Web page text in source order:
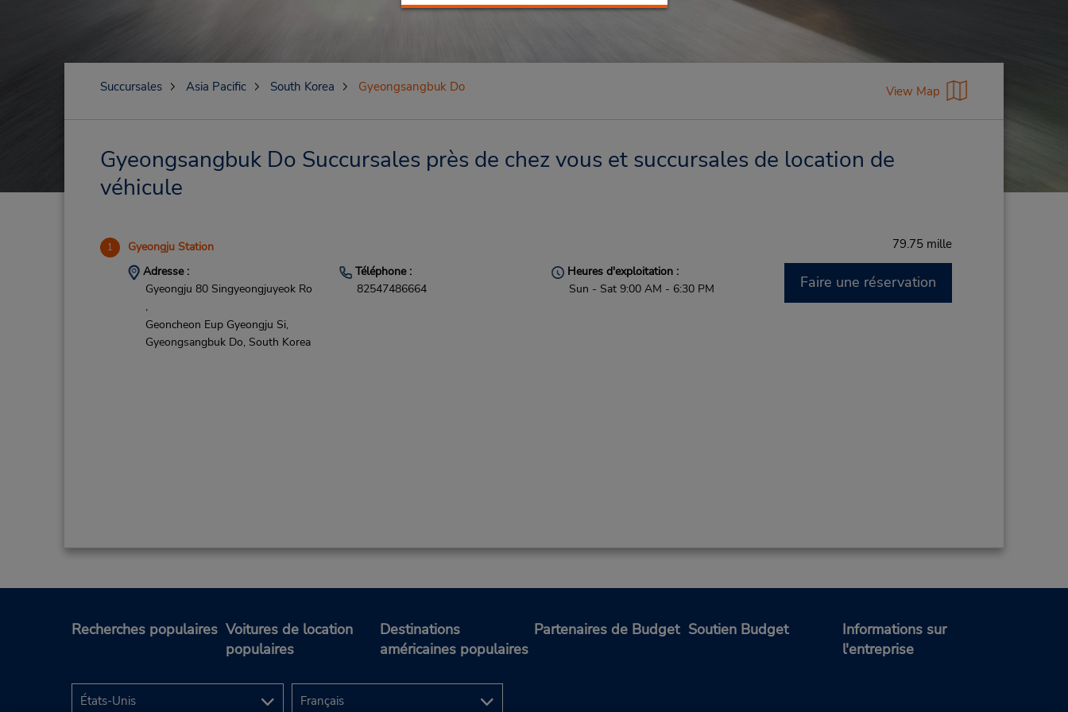
Succursales Asia Pacific South Korea Gyeongsangbuk Do View Map
Gyeongsangbuk Do Succursales près de chez vous et succursales de location de
véhicule
1 Gyeongju Station 79.75 mille
Adresse :
Gyeongju 80 Singyeongjuyeok Ro
,
Geoncheon Eup Gyeongju Si,
Gyeongsangbuk Do, South Korea
Téléphone :
82547486664
Heures d'exploitation :
Sun - Sat 9:00 AM - 6:30 PM
Faire une réservation
Recherches populaires Voitures de location
populaires
Destinations
américaines populaires
Partenaires de Budget Soutien Budget
Informations sur
l'entreprise